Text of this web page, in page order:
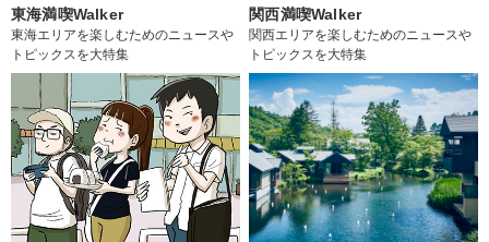
東海満喫Walker
東海エリアを楽しむためのニュースや
トピックスを大特集
関西満喫Walker
関西エリアを楽しむためのニュースや
トピックスを大特集